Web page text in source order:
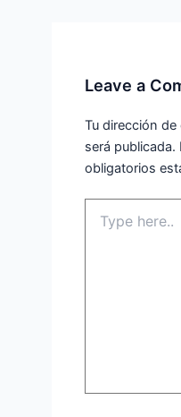
Leave a
Tu dirección
será publicada.
obligatorios
here..